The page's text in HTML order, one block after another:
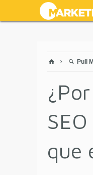
Pull
que